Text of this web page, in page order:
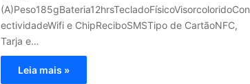
(A)Peso185gBateria12hrsTecladoFísicoVisorcoloridoCon
ectividadeWifi e ChipReciboSMSTipo de CartãoNFC,
Tarja e…
Leia mais »